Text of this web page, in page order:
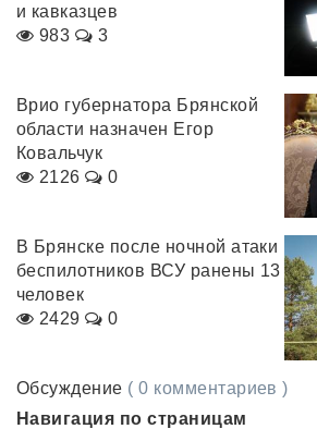
и кавказцев
983
3
Врио губернатора Брянской
области назначен Егор
Ковальчук
2126
0
В Брянске после ночной атаки
беспилотников ВСУ ранены 13
человек
2429
0
Обсуждение ( 0 комментариев )
Навигация по страницам